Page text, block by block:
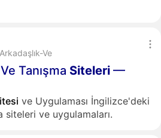
Ve
Ve Tanışma Siteleri —
ve Uygulaması İngilizce'deki
siteleri ve uygulamaları.